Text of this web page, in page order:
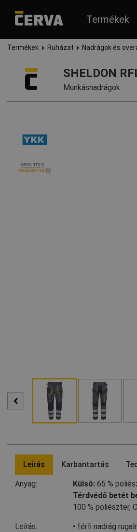
Termékek
Termékek Ruházat Nadrágok és
SHELDON
Munkásnadrágok
Leírás Karbantartás
Anyag: Külső: 65 %
Térdvédő betét
100 % poliészter,
Leírás:
• férfi nadrág